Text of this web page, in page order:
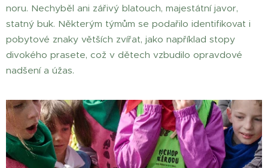
noru. Nechyběl ani zářivý blatouch, majestátní javor,
statný buk. Některým týmům se podařilo identifikovat i
pobytové znaky větších zvířat, jako například stopy
divokého prasete, což v dětech vzbudilo opravdové
nadšení a úžas.